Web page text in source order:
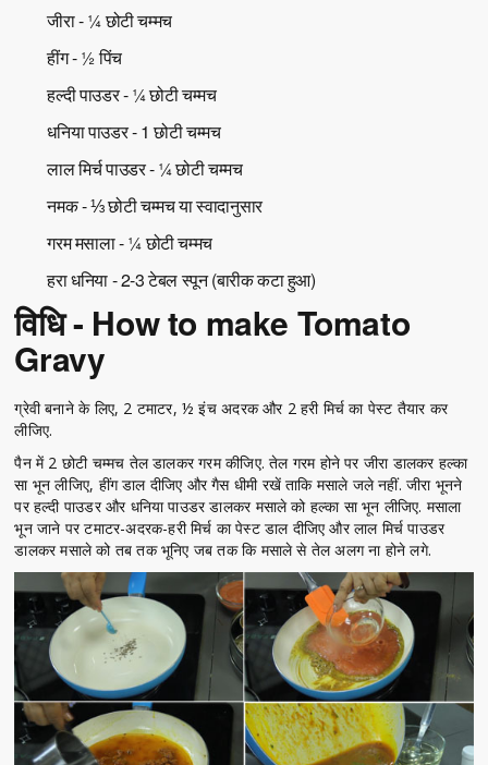
जीरा - ¼ छोटी चम्मच
हींग - ½ पिंच
हल्दी पाउडर - ¼ छोटी चम्मच
धनिया पाउडर - 1 छोटी चम्मच
लाल मिर्च पाउडर - ¼ छोटी चम्मच
नमक - ⅓ छोटी चम्मच या स्वादानुसार
गरम मसाला - ¼ छोटी चम्मच
हरा धनिया - 2-3 टेबल स्पून (बारीक कटा हुआ)
विधि - How to make Tomato
Gravy
ग्रेवी बनाने के लिए, 2 टमाटर, ½ इंच अदरक और 2 हरी मिर्च का पेस्ट तैयार कर
लीजिए.
पैन में 2 छोटी चम्मच तेल डालकर गरम कीजिए. तेल गरम होने पर जीरा डालकर हल्का
सा भून लीजिए, हींग डाल दीजिए और गैस धीमी रखें ताकि मसाले जले नहीं. जीरा भूनने
पर हल्दी पाउडर और धनिया पाउडर डालकर मसाले को हल्का सा भून लीजिए. मसाला
भून जाने पर टमाटर-अदरक-हरी मिर्च का पेस्ट डाल दीजिए और लाल मिर्च पाउडर
डालकर मसाले को तब तक भूनिए जब तक कि मसाले से तेल अलग ना होने लगे.